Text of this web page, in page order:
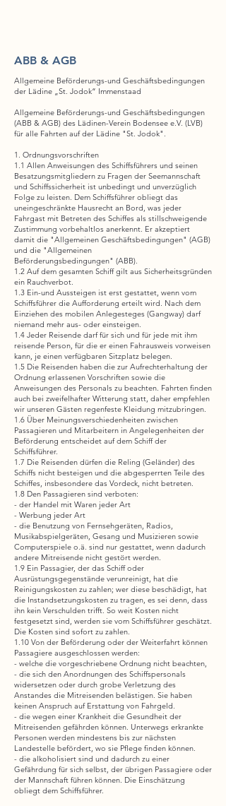
ABB & AGB
Allgemeine Beförderungs-und Geschäftsbedingungen
der Lädine „St. Jodok“ Immenstaad
Allgemeine Beförderungs-und Geschäftsbedingungen
(ABB & AGB) des Lädinen-Verein Bodensee e.V. (LVB)
für alle Fahrten auf der Lädine "St. Jodok".
1. Ordnungsvorschriften
1.1 Allen Anweisungen des Schiffsführers und seinen
Besatzungsmitgliedern zu Fragen der Seemannschaft
und Schiffssicherheit ist unbedingt und unverzüglich
Folge zu leisten. Dem Schiffsführer obliegt das
uneingeschränkte Hausrecht an Bord, was jeder
Fahrgast mit Betreten des Schiffes als stillschweigende
Zustimmung vorbehaltlos anerkennt. Er akzeptiert
damit die "Allgemeinen Geschäftsbedingungen" (AGB)
und die "Allgemeinen
Beförderungsbedingungen" (ABB).
1.2 Auf dem gesamten Schiff gilt aus Sicherheitsgründen
ein Rauchverbot.
1.3 Ein-und Aussteigen ist erst gestattet, wenn vom
Schiffsführer die Aufforderung erteilt wird. Nach dem
Einziehen des mobilen Anlegesteges (Gangway) darf
niemand mehr aus- oder einsteigen.
1.4 Jeder Reisende darf für sich und für jede mit ihm
reisende Person, für die er einen Fahrausweis vorweisen
kann, je einen verfügbaren Sitzplatz belegen.
1.5 Die Reisenden haben die zur Aufrechterhaltung der
Ordnung erlassenen Vorschriften sowie die
Anweisungen des Personals zu beachten. Fahrten finden
auch bei zweifelhafter Witterung statt, daher empfehlen
wir unseren Gästen regenfeste Kleidung mitzubringen.
1.6 Über Meinungsverschiedenheiten zwischen
Passagieren und Mitarbeitern in Angelegenheiten der
Beförderung entscheidet auf dem Schiff der
Schiffsführer.
1.7 Die Reisenden dürfen die Reling (Geländer) des
Schiffs nicht besteigen und die abgesperrten Teile des
Schiffes, insbesondere das Vordeck, nicht betreten.
1.8 Den Passagieren sind verboten:
- der Handel mit Waren jeder Art
- Werbung jeder Art
- die Benutzung von Fernsehgeräten, Radios,
Musikabspielgeräten, Gesang und Musizieren sowie
Computerspiele o.ä. sind nur gestattet, wenn dadurch
andere Mitreisende nicht gestört werden.
1.9 Ein Passagier, der das Schiff oder
Ausrüstungsgegenstände verunreinigt, hat die
Reinigungskosten zu zahlen; wer diese beschädigt, hat
die Instandsetzungskosten zu tragen, es sei denn, dass
ihn kein Verschulden trifft. So weit Kosten nicht
festgesetzt sind, werden sie vom Schiffsführer geschätzt.
Die Kosten sind sofort zu zahlen.
1.10 Von der Beförderung oder der Weiterfahrt können
Passagiere ausgeschlossen werden:
- welche die vorgeschriebene Ordnung nicht beachten,
- die sich den Anordnungen des Schiffspersonals
widersetzen oder durch grobe Verletzung des
Anstandes die Mitreisenden belästigen. Sie haben
keinen Anspruch auf Erstattung von Fahrgeld.
- die wegen einer Krankheit die Gesundheit der
Mitreisenden gefährden können. Unterwegs erkrankte
Personen werden mindestens bis zur nächsten
Landestelle befördert, wo sie Pflege finden können.
- die alkoholisiert sind und dadurch zu einer
Gefährdung für sich selbst, der übrigen Passagiere oder
der Mannschaft führen können. Die Einschätzung
obliegt dem Schiffsführer.